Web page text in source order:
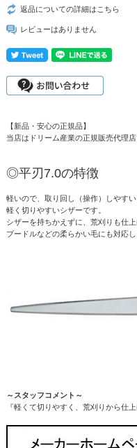
返品についての詳細はこちら
レビューはありません
【新品・安心の正規品】
当店はドリーム産業の正規販売代理店
◎平刃7.0の特徴
軽いので、取り回し（操作）しやす
軽く切りやすいシザーです。
シザーを持ちかえずに、荒刈りも仕
プードルなどの柔らかい毛にも対応し
～スタッフコメント～
『軽くて切りやすく、荒刈りから仕